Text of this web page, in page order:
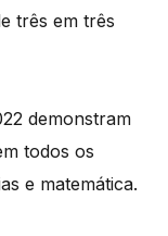
três em três
demonstram
todos os
e matemática.